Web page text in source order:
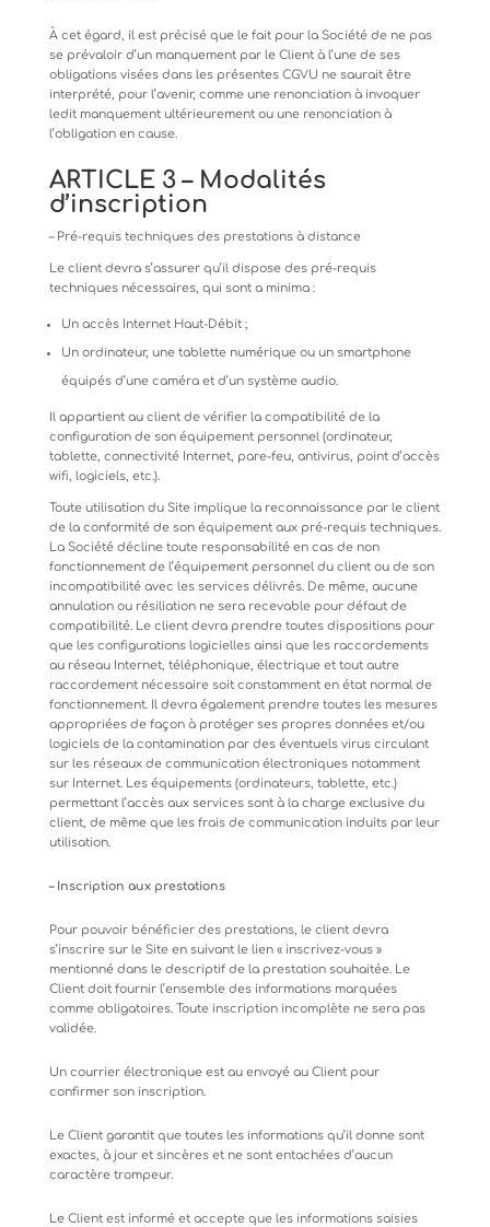
À cet égard, il est précisé que le fait pour la Société de ne pas
se prévaloir d’un manquement par le Client à l’une de ses
obligations visées dans les présentes CGVU ne saurait être
interprété, pour l’avenir, comme une renonciation à invoquer
ledit manquement ultérieurement ou une renonciation à
l’obligation en cause.
ARTICLE 3 – Modalités
d’inscription
– Pré-requis techniques des prestations à distance
Le client devra s’assurer qu’il dispose des pré-requis
techniques nécessaires, qui sont a minima :
Un accès Internet Haut-Débit ;
Un ordinateur, une tablette numérique ou un smartphone
équipés d’une caméra et d’un système audio.
Il appartient au client de vérifier la compatibilité de la
configuration de son équipement personnel (ordinateur,
tablette, connectivité Internet, pare-feu, antivirus, point d’accès
wifi, logiciels, etc.).
Toute utilisation du Site implique la reconnaissance par le client
de la conformité de son équipement aux pré-requis techniques.
La Société décline toute responsabilité en cas de non
fonctionnement de l’équipement personnel du client ou de son
incompatibilité avec les services délivrés. De même, aucune
annulation ou résiliation ne sera recevable pour défaut de
compatibilité. Le client devra prendre toutes dispositions pour
que les configurations logicielles ainsi que les raccordements
au réseau Internet, téléphonique, électrique et tout autre
raccordement nécessaire soit constamment en état normal de
fonctionnement. Il devra également prendre toutes les mesures
appropriées de façon à protéger ses propres données et/ou
logiciels de la contamination par des éventuels virus circulant
sur les réseaux de communication électroniques notamment
sur Internet. Les équipements (ordinateurs, tablette, etc.)
permettant l’accès aux services sont à la charge exclusive du
client, de même que les frais de communication induits par leur
utilisation.
– Inscription aux prestations
Pour pouvoir bénéficier des prestations, le client devra
s’inscrire sur le Site en suivant le lien « inscrivez-vous »
mentionné dans le descriptif de la prestation souhaitée. Le
Client doit fournir l’ensemble des informations marquées
comme obligatoires. Toute inscription incomplète ne sera pas
validée.
Un courrier électronique est au envoyé au Client pour
confirmer son inscription.
Le Client garantit que toutes les informations qu’il donne sont
exactes, à jour et sincères et ne sont entachées d’aucun
caractère trompeur.
Le Client est informé et accepte que les informations saisies